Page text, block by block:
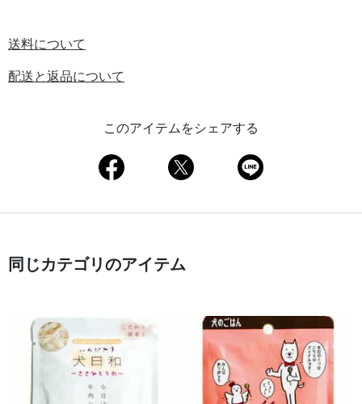
送料について
配送と返品について
このアイテムをシェアする
同じカテゴリのアイテム